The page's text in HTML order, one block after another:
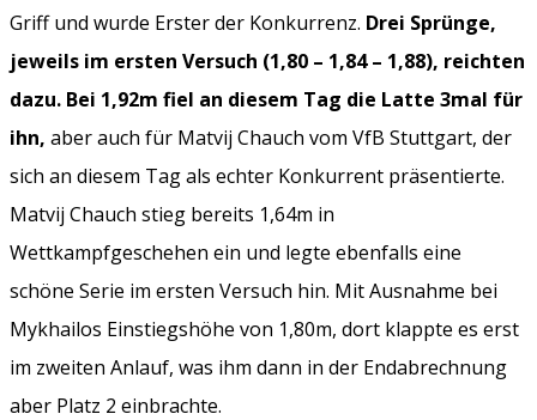
Griff und wurde Erster der Konkurrenz. Drei Sprünge,
jeweils im ersten Versuch (1,80 – 1,84 – 1,88), reichten
dazu. Bei 1,92m fiel an diesem Tag die Latte 3mal für
ihn, aber auch für Matvij Chauch vom VfB Stuttgart, der
sich an diesem Tag als echter Konkurrent präsentierte.
Matvij Chauch stieg bereits 1,64m in
Wettkampfgeschehen ein und legte ebenfalls eine
schöne Serie im ersten Versuch hin. Mit Ausnahme bei
Mykhailos Einstiegshöhe von 1,80m, dort klappte es erst
im zweiten Anlauf, was ihm dann in der Endabrechnung
aber Platz 2 einbrachte.